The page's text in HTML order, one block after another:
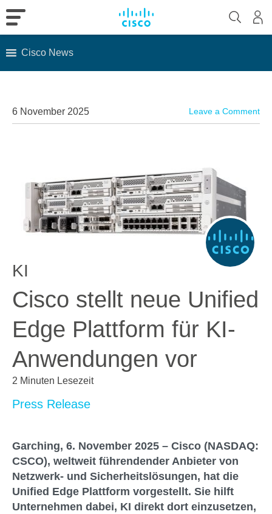
Cisco News
6 November 2025 Leave a Comment
KI
Cisco stellt neue Unified
Edge Plattform für KI-
Anwendungen vor
2 Minuten Lesezeit
Press Release
Garching, 6. November 2025 – Cisco (NASDAQ:
CSCO), weltweit führendender Anbieter von
Netzwerk- und Sicherheitslösungen, hat die
Unified Edge Plattform vorgestellt. Sie hilft
Unternehmen dabei, KI direkt dort einzusetzen,